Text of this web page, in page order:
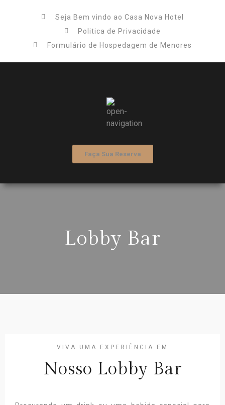
Seja Bem vindo ao Casa Nova Hotel
Politica de Privacidade
Formulário de Hospedagem de Menores
Faça Sua Reserva
Lobby Bar
VIVA UMA EXPERIÊNCIA EM
Nosso Lobby Bar